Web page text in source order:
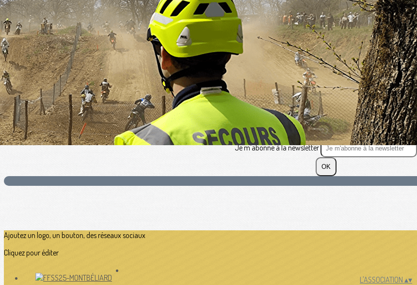
Exporter les lignes sélectionnées
Exporter toutes les colonnes
Exporter uniquement les colonnes affichées
Menu
?>
Images de la page d'accueil
Cliquez pour éditer
Texte, bouton et/ou inscription à la newsletter
Cliquez pour éditer
Je m'abonne à la newsletter
OK
Ajoutez un logo, un bouton, des réseaux sociaux
Cliquez pour éditer
L'ASSOCIATION ▴▾